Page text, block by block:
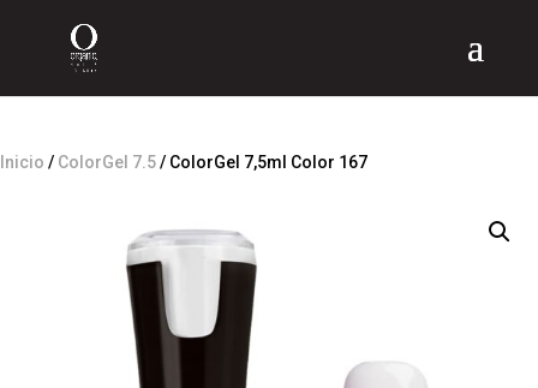
Inicio / ColorGel 7.5/ ColorGel 7,5ml Color 167